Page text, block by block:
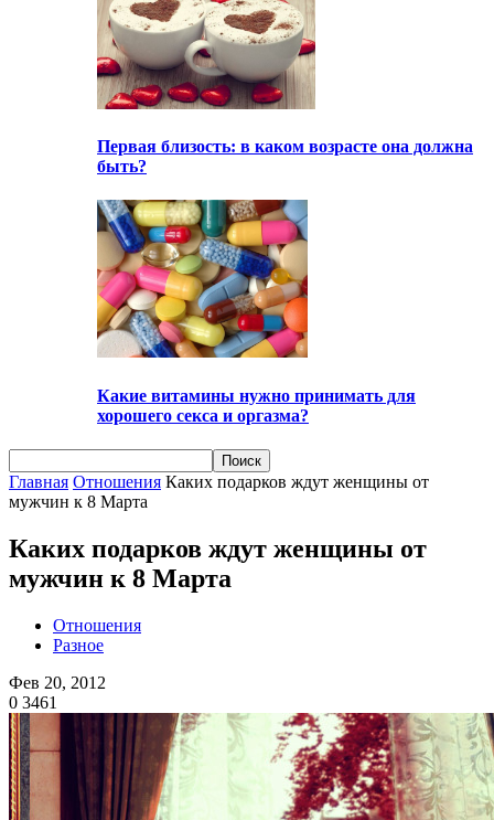
Первая близость: в каком возрасте она должна
быть?
Какие витамины нужно принимать для
хорошего секса и оргазма?
Главная Отношения Каких подарков ждут женщины от
мужчин к 8 Марта
Каких подарков ждут женщины от
мужчин к 8 Марта
Отношения
Разное
Фев 20, 2012
0 3461